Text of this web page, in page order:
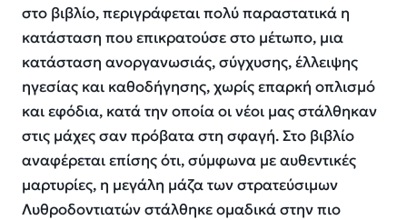
στο βιβλίο, περιγράφεται πολύ παραστατικά η
κατάσταση που επικρατούσε στο μέτωπο, μια
κατάσταση ανοργανωσιάς, σύγχυσης, έλλειψης
ηγεσίας και καθοδήγησης, χωρίς επαρκή οπλισμό
και εφόδια, κατά την οποία οι νέοι μας στάλθηκαν
στις μάχες σαν πρόβατα στη σφαγή. Στο βιβλίο
αναφέρεται επίσης ότι, σύμφωνα με αυθεντικές
μαρτυρίες, η μεγάλη μάζα των στρατεύσιμων
Λυθροδοντιατών στάλθηκε ομαδικά στην πιο